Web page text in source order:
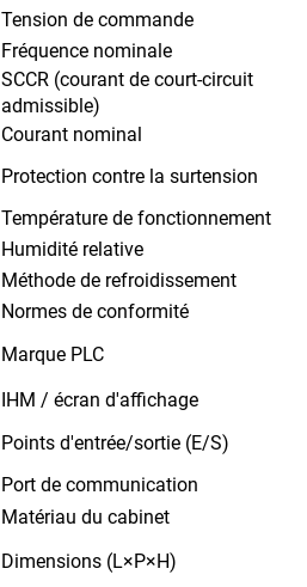
Tension de commande
Fréquence nominale
SCCR (courant de court-circuit
admissible)
Courant nominal
Protection contre la surtension
Température de fonctionnement
Humidité relative
Méthode de refroidissement
Normes de conformité
Marque PLC
IHM / écran d'affichage
Points d'entrée/sortie (E/S)
Port de communication
Matériau du cabinet
Dimensions (L×P×H)